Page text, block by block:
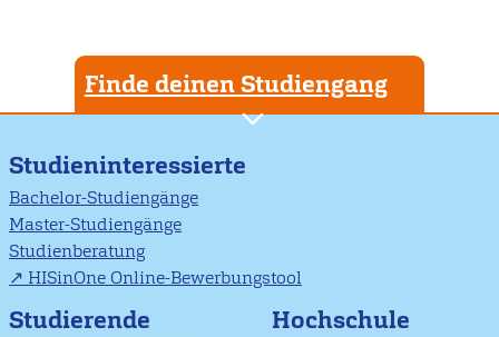
page
Finde deinen Studiengang
Studieninteressierte
Bachelor-Studiengänge
Master-Studiengänge
Studienberatung
HISinOne Online-Bewerbungstool
Studierende Hochschule